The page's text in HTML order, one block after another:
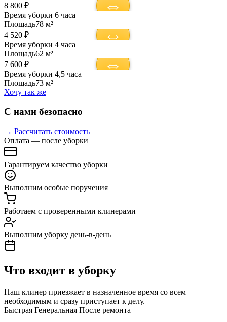
8 800 ₽
Время уборки 6 часа
Площадь78 м²
4 520 ₽
Время уборки 4 часа
Площадь62 м²
7 600 ₽
Время уборки 4,5 часа
Площадь73 м²
Хочу так же
С нами безопасно
→ Рассчитать стоимость
Оплата — после уборки
Гарантируем качество уборки
Выполним особые поручения
Работаем с проверенными клинерами
Выполним уборку день-в-день
Что входит в уборку
Наш клинер приезжает в назначенное время со всем
необходимым и сразу приступает к делу.
Быстрая Генеральная После ремонта